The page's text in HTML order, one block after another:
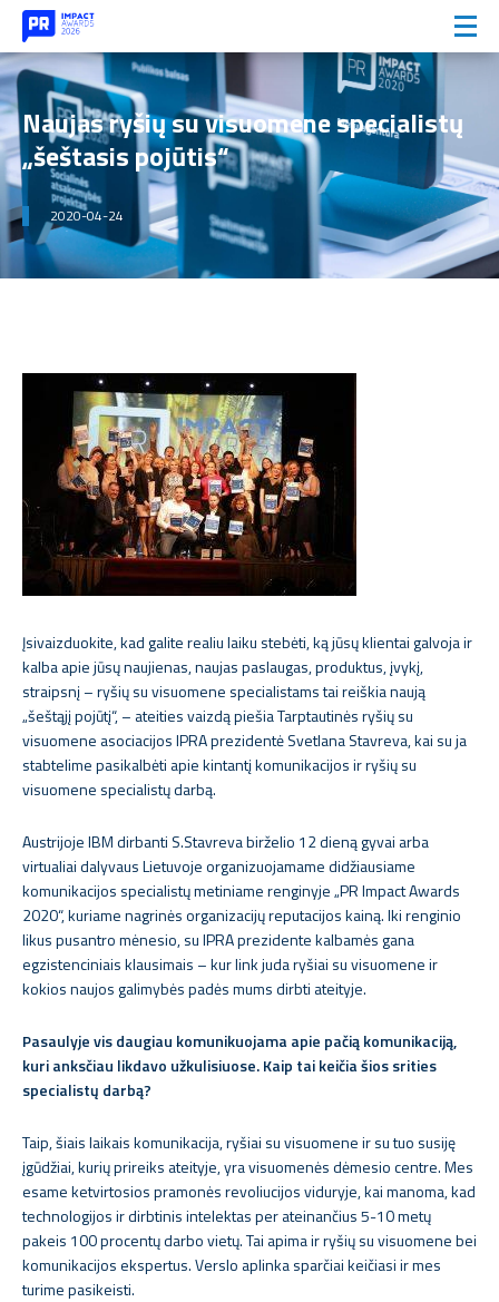
Naujas ryšių su visuomene specialistų
„šeštasis pojūtis“
2020-04-24
Įsivaizduokite, kad galite realiu laiku stebėti, ką jūsų klientai galvoja ir
kalba apie jūsų naujienas, naujas paslaugas, produktus, įvykį,
straipsnį – ryšių su visuomene specialistams tai reiškia naują
„šeštąjį pojūtį“, – ateities vaizdą piešia Tarptautinės ryšių su
visuomene asociacijos IPRA prezidentė Svetlana Stavreva, kai su ja
stabtelime pasikalbėti apie kintantį komunikacijos ir ryšių su
visuomene specialistų darbą.
Austrijoje IBM dirbanti S.Stavreva birželio 12 dieną gyvai arba
virtualiai dalyvaus Lietuvoje organizuojamame didžiausiame
komunikacijos specialistų metiniame renginyje „PR Impact Awards
2020“, kuriame nagrinės organizacijų reputacijos kainą. Iki renginio
likus pusantro mėnesio, su IPRA prezidente kalbamės gana
egzistenciniais klausimais – kur link juda ryšiai su visuomene ir
kokios naujos galimybės padės mums dirbti ateityje.
Pasaulyje vis daugiau komunikuojama apie pačią komunikaciją,
kuri anksčiau likdavo užkulisiuose. Kaip tai keičia šios srities
specialistų darbą?
Taip, šiais laikais komunikacija, ryšiai su visuomene ir su tuo susiję
įgūdžiai, kurių prireiks ateityje, yra visuomenės dėmesio centre. Mes
esame ketvirtosios pramonės revoliucijos viduryje, kai manoma, kad
technologijos ir dirbtinis intelektas per ateinančius 5-10 metų
pakeis 100 procentų darbo vietų. Tai apima ir ryšių su visuomene bei
komunikacijos ekspertus. Verslo aplinka sparčiai keičiasi ir mes
turime pasikeisti.